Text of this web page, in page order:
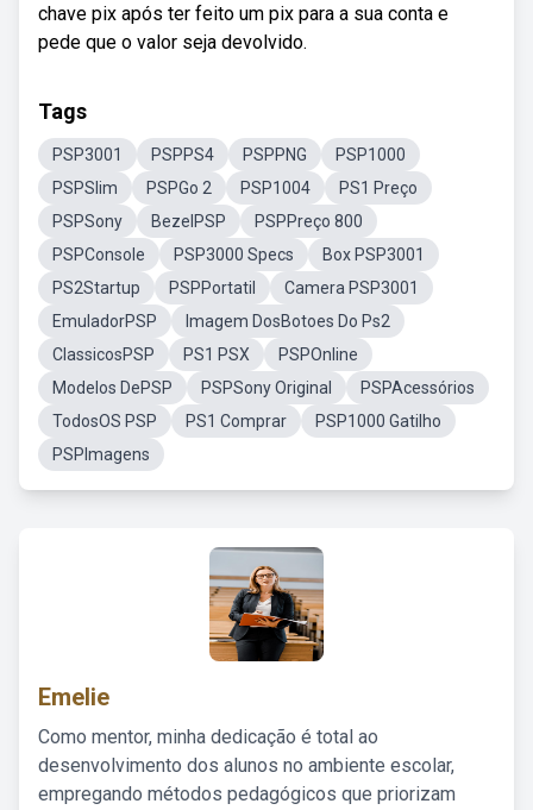
chave pix após ter feito um pix para a sua conta e
pede que o valor seja devolvido.
Tags
PSP3001 PSPPS4 PSPPNG
PSP1000
PSPSlim
PSPGo 2 PSP1004
PS1 Preço
PSPSony
BezelPSP
PSPPreço 800
PSPConsole
PSP3000 Specs
Box PSP3001
PS2Startup
PSPPortatil
Camera PSP3001
EmuladorPSP
Imagem DosBotoes Do Ps2
ClassicosPSP
PS1 PSX
PSPOnline
Modelos DePSP
PSPSony Original
PSPAcessórios
TodosOS PSP
PS1 Comprar
PSP1000 Gatilho
PSPImagens
Emelie
Como mentor, minha dedicação é total ao
desenvolvimento dos alunos no ambiente escolar,
empregando métodos pedagógicos que priorizam